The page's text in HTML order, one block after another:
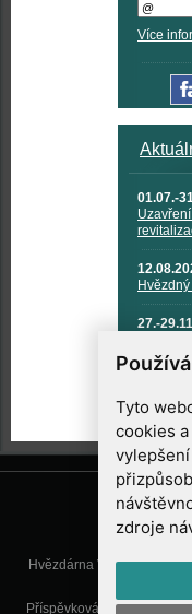
Tyto
cookies
zdroje
Více
01.07.-
Hvězdný
27.-
Hvězdárna Valašské
Příspěvková organizace